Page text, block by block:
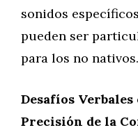
sonidos
pueden ser
para los no nativos.
Desafíos
Precisión de la